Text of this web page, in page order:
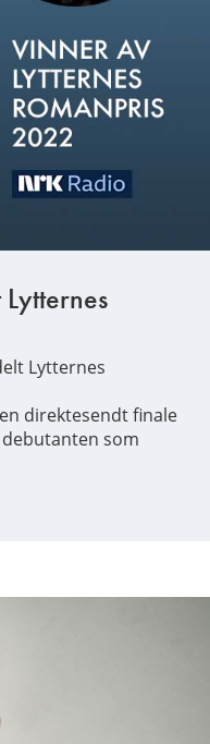
Lytternes
direktesendt finale
debutanten som